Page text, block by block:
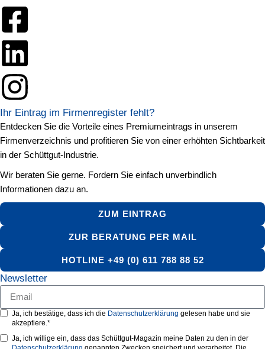
Ihr Eintrag im Firmenregister fehlt?
Entdecken Sie die Vorteile eines Premiumeintrags in unserem
Firmenverzeichnis und profitieren Sie von einer erhöhten Sichtbarkeit
in der Schüttgut-Industrie.
Wir beraten Sie gerne. Fordern Sie einfach unverbindlich
Informationen dazu an.
ZUM EINTRAG
ZUR BERATUNG PER MAIL
HOTLINE +49 (0) 611 788 88 52
Newsletter
Ja, ich bestätige, dass ich die Datenschutzerklärung gelesen habe und sie
akzeptiere.*
Ja, ich willige ein, dass das Schüttgut-Magazin meine Daten zu den in der